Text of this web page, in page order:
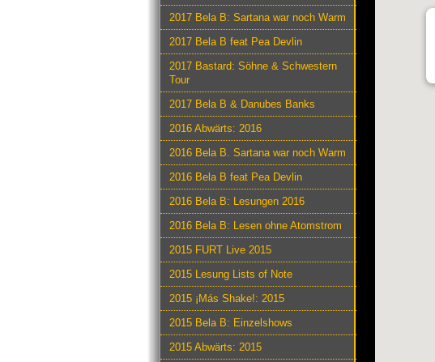
2017 Bela B: Sartana war noch Warm
2017 Bela B feat Pea Devlin
2017 Bastard: Söhne & Schwestern
Tour
2017 Bela B & Danubes Banks
2016 Abwärts: 2016
2016 Bela B. Sartana war noch Warm
2016 Bela B feat Pea Devlin
2016 Bela B: Lesungen 2016
2016 Bela B: Lesen ohne Atomstrom
2015 FURT Live 2015
2015 Lesung Lists of Note
2015 ¡Más Shake!: 2015
2015 Bela B: Einzelshows
2015 Abwärts: 2015